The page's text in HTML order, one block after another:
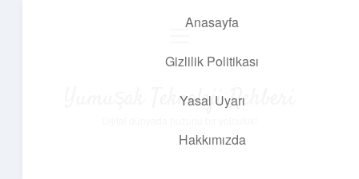
Anasayfa
Gizlilik Politikası
Yasal Uyarı
Hakkımızda
Yumuşak Teknoloji Rehberi